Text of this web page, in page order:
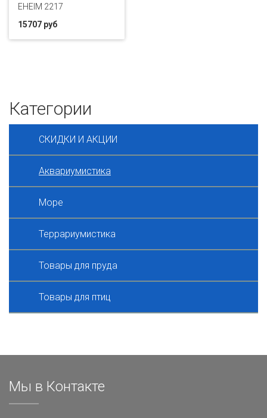
EHEIM 2217
15707 руб
Категории
СКИДКИ И АКЦИИ
Аквариумистика
Море
Террариумистика
Товары для пруда
Товары для птиц
Мы в Контакте